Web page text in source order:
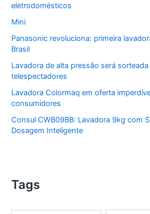
eletrodomésticos
Mini
Panasonic revoluciona: primeira
Brasil
Lavadora de alta pressão será sorteada
telespectadores
Lavadora Colormaq em oferta
consumidores
Consul CWB09BB: Lavadora 9kg com
Dosagem Inteligente
Tags